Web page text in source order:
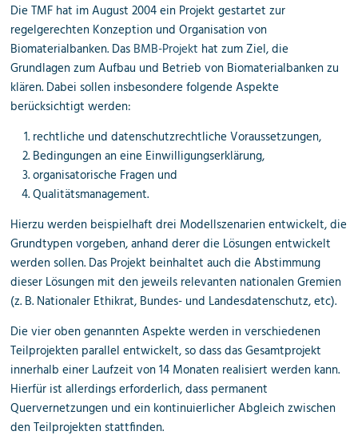
Die TMF hat im August 2004 ein Projekt gestartet zur
regelgerechten Konzeption und Organisation von
Biomaterialbanken. Das BMB-Projekt hat zum Ziel, die
Grundlagen zum Aufbau und Betrieb von Biomaterialbanken zu
klären. Dabei sollen insbesondere folgende Aspekte
berücksichtigt werden:
rechtliche und datenschutzrechtliche Voraussetzungen,
Bedingungen an eine Einwilligungserklärung,
organisatorische Fragen und
Qualitätsmanagement.
Hierzu werden beispielhaft drei Modellszenarien entwickelt, die
Grundtypen vorgeben, anhand derer die Lösungen entwickelt
werden sollen. Das Projekt beinhaltet auch die Abstimmung
dieser Lösungen mit den jeweils relevanten nationalen Gremien
(z. B. Nationaler Ethikrat, Bundes- und Landesdatenschutz, etc).
Die vier oben genannten Aspekte werden in verschiedenen
Teilprojekten parallel entwickelt, so dass das Gesamtprojekt
innerhalb einer Laufzeit von 14 Monaten realisiert werden kann.
Hierfür ist allerdings erforderlich, dass permanent
Quervernetzungen und ein kontinuierlicher Abgleich zwischen
den Teilprojekten stattfinden.